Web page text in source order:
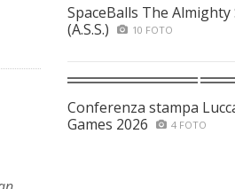
SpaceBalls The Almighty
(A.S.S.)
10 FOTO
Conferenza stampa
Games 2026
4 FOTO